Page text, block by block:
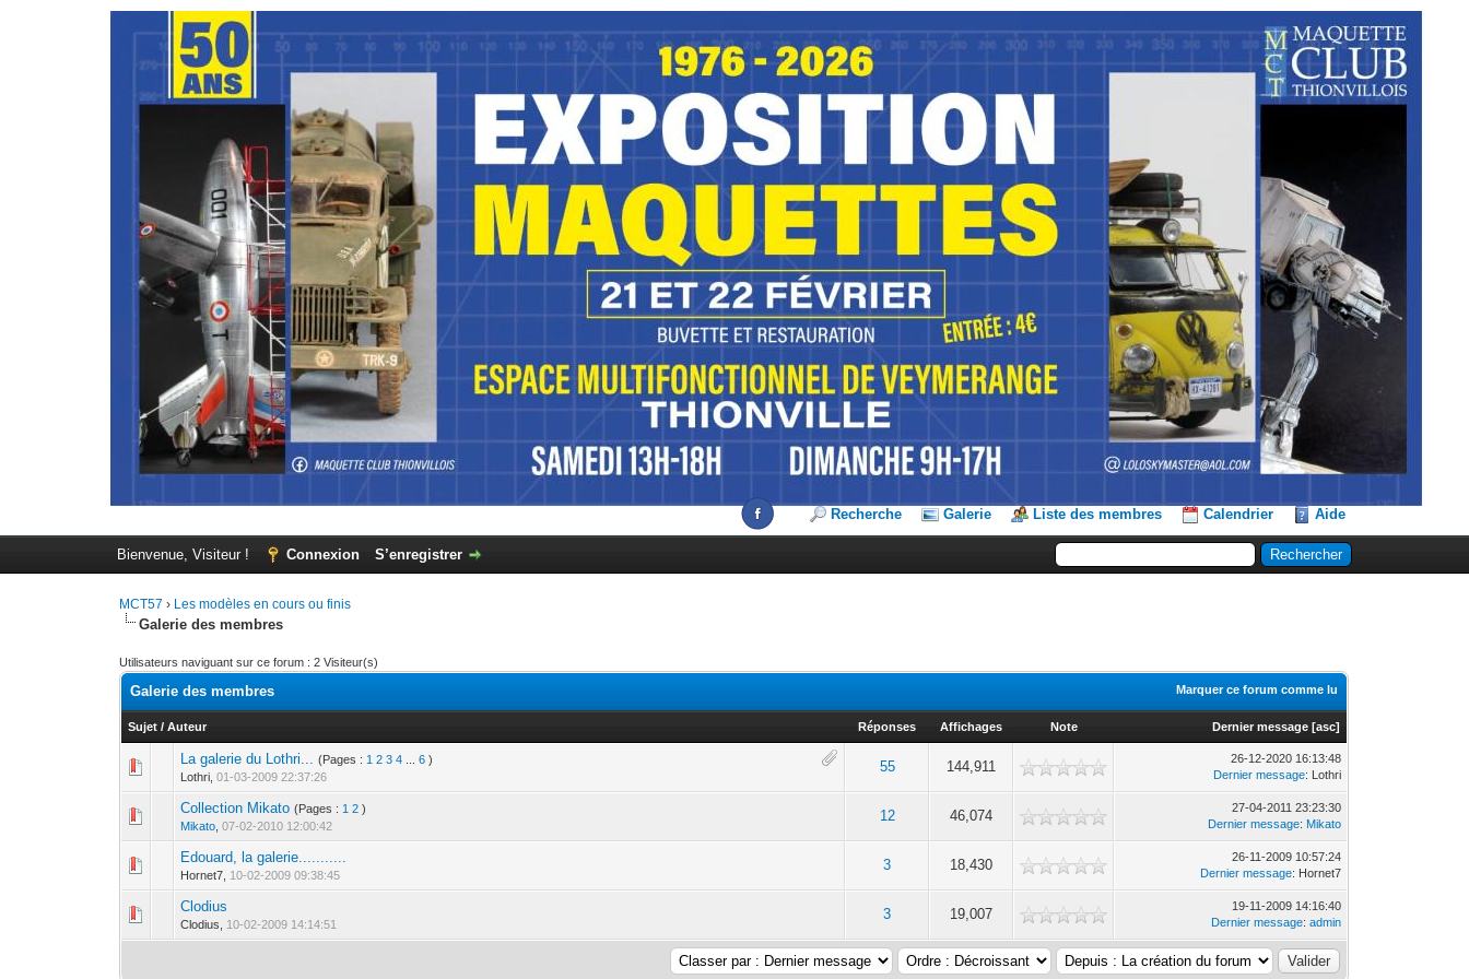
Recherche Galerie Liste des membres Calendrier Aide
Bienvenue, Visiteur ! Connexion S’enregistrer
MCT57 › Les modèles en cours ou finis
Galerie des membres
Utilisateurs naviguant sur ce forum : 2 Visiteur(s)
Marquer ce forum comme lu
Galerie des membres
Sujet /Auteur Réponses Affichages Note Dernier message [asc]
La galerie du Lothri... (Pages : 1 2 3 4 ...6 )
Lothri,01-03-2009 22:37:26
55 144,911
0 Votes - 0 sur 5 en moyenne
26-12-2020 16:13:48
Dernier message: Lothri
Collection Mikato (Pages : 1 2 )
Mikato ,07-02-2010 12:00:42
12 46,074
27-04-2011 23:23:30
Dernier message: Mikato
Edouard, la galerie...........
Hornet7, 10-02-2009 09:38:45
3 18,430
26-11-2009 10:57:24
Dernier message: Hornet7
Clodius
Clodius, 10-02-2009 14:14:51
3 19,007
19-11-2009 14:16:40
Dernier message:admin